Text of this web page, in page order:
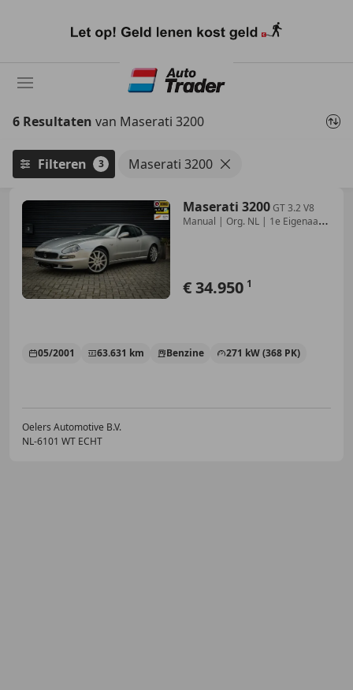
naar
6 Resultaten van Maserati 3200
Filteren 3 Maserati 3200
Maserati 3200GT 3.2 V8
Manual | Org. NL | 1e Eigenaar |
€ 34.950 1
05/2001 63.631 km Benzine 271 kW (368 PK)
Oelers Automotive B.V.
NL-6101 WT ECHT